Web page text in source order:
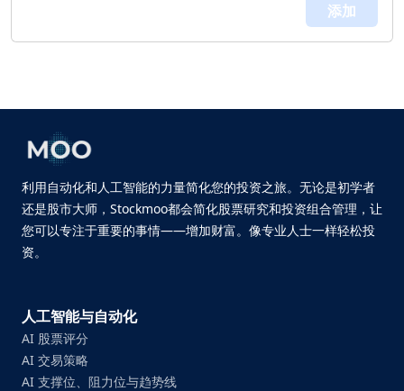
添加
利用自动化和人工智能的力量简化您的投资之旅。无论是初学者
还是股市大师，Stockmoo都会简化股票研究和投资组合管理，让
您可以专注于重要的事情——增加财富。像专业人士一样轻松投
资。
人工智能与自动化
AI 股票评分
AI 交易策略
AI 支撑位、阻力位与趋势线